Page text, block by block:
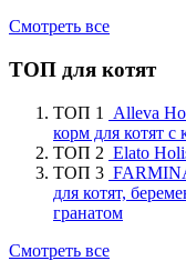
Смотреть все
ТОП для котят
ТОП 1
Alleva
корм для котят
ТОП 2 Elato
ТОП 3
для котят,
гранатом
Смотреть все